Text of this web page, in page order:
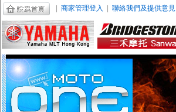
商家管理登入 聯絡我們及提供意見